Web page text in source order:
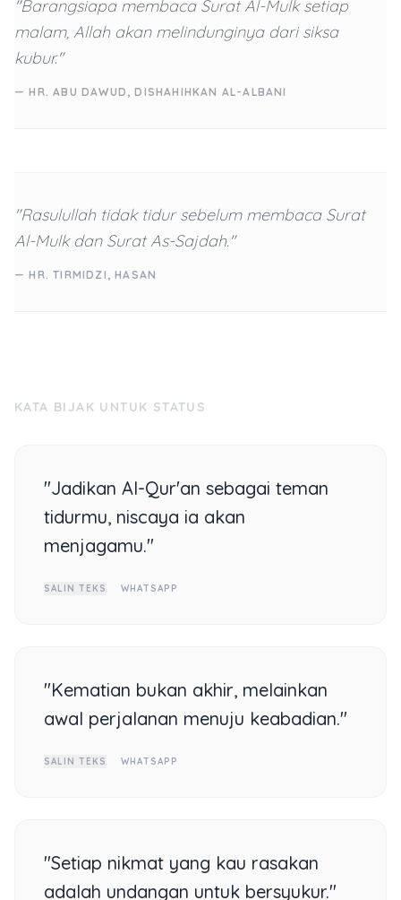
"Barangsiapa membaca Surat Al-Mulk setiap
malam, Allah akan melindunginya dari siksa
kubur."
— HR. ABU DAWUD, DISHAHIHKAN AL-ALBANI
"Rasulullah tidak tidur sebelum membaca Surat
Al-Mulk dan Surat As-Sajdah."
— HR. TIRMIDZI, HASAN
KATA BIJAK UNTUK STATUS
"Jadikan Al-Qur'an sebagai teman
tidurmu, niscaya ia akan
menjagamu."
SALIN TEKS WHATSAPP
"Kematian bukan akhir, melainkan
awal perjalanan menuju keabadian."
SALIN TEKS WHATSAPP
"Setiap nikmat yang kau rasakan
adalah undangan untuk bersyukur."